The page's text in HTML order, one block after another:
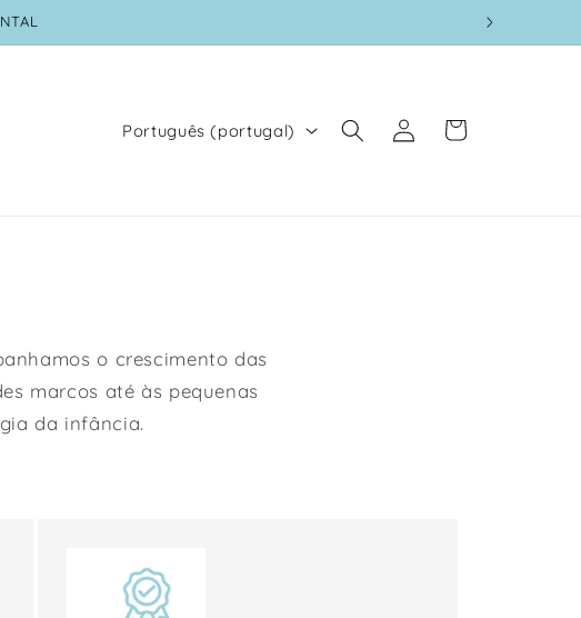
Português (portugal)
Iniciar
sessão
Carrinho
o crescimento das
marcos até às pequenas
da infância.